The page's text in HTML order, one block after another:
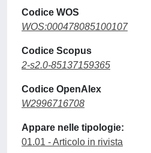
Codice WOS
WOS:000478085100107
Codice Scopus
2-s2.0-85137159365
Codice OpenAlex
W2996716708
Appare nelle tipologie:
01.01 - Articolo in rivista